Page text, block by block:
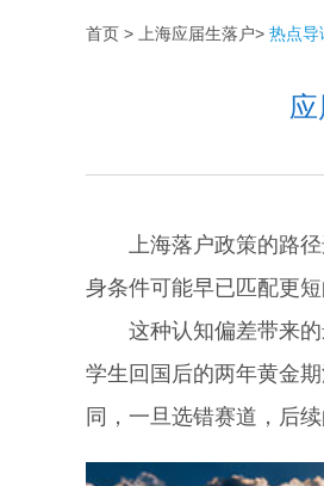
首页 > 上海应届生落户> 热点导
上海落户政策的路径选
身条件可能早已匹配更短
这种认知偏差带来的
学生回国后的两年黄金
同，一旦选错赛道，后